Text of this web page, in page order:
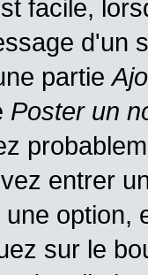
facile,
d'un
partie
Poster un
entrer
option,
sur le